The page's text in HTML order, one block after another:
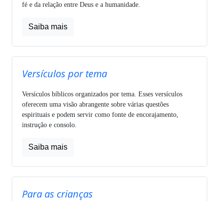
fé e da relação entre Deus e a humanidade.
Saiba mais
Versículos por tema
Versículos bíblicos organizados por tema. Esses versículos
oferecem uma visão abrangente sobre várias questões
espirituais e podem servir como fonte de encorajamento,
instrução e consolo.
Saiba mais
Para as crianças